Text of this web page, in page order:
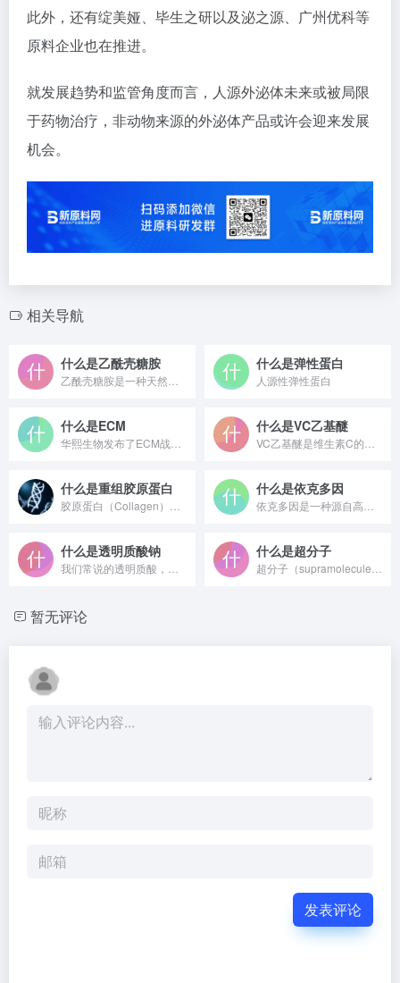
此外，还有绽美娅、毕生之研以及泌之源、广州优科等
原料企业也在推进。
就发展趋势和监管角度而言，人源外泌体未来或被局限
于药物治疗，非动物来源的外泌体产品或许会迎来发展
机会。
相关导航
什么是乙酰壳糖胺 什么是弹性蛋白
人源性弹性蛋白
什么是ECM 什么是VC乙基醚
什么是重组胶原蛋白 什么是依克多因
什么是透明质酸钠 什么是超分子
暂无评论
发表评论